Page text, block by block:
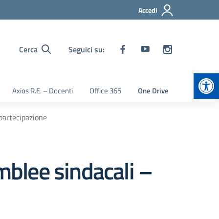
Accedi
Cerca Seguici su:
Axios R.E. – Docenti Office 365 One Drive
sindacali –